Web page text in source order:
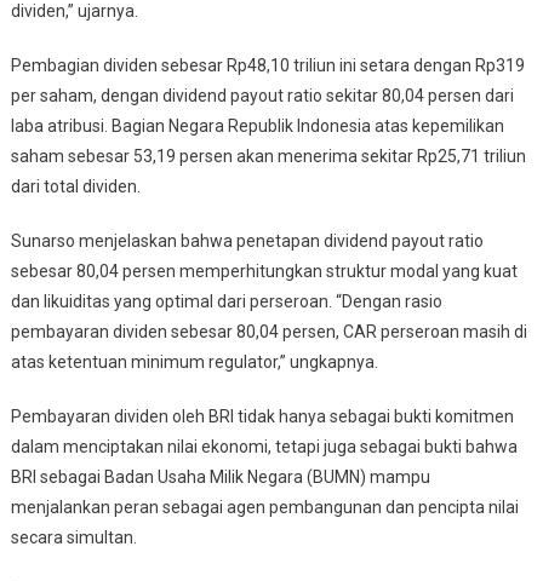
dividen,” ujarnya.
Pembagian dividen sebesar Rp48,10 triliun ini setara dengan Rp319
per saham, dengan dividend payout ratio sekitar 80,04 persen dari
laba atribusi. Bagian Negara Republik Indonesia atas kepemilikan
saham sebesar 53,19 persen akan menerima sekitar Rp25,71 triliun
dari total dividen.
Sunarso menjelaskan bahwa penetapan dividend payout ratio
sebesar 80,04 persen memperhitungkan struktur modal yang kuat
dan likuiditas yang optimal dari perseroan. “Dengan rasio
pembayaran dividen sebesar 80,04 persen, CAR perseroan masih di
atas ketentuan minimum regulator,” ungkapnya.
Pembayaran dividen oleh BRI tidak hanya sebagai bukti komitmen
dalam menciptakan nilai ekonomi, tetapi juga sebagai bukti bahwa
BRI sebagai Badan Usaha Milik Negara (BUMN) mampu
menjalankan peran sebagai agen pembangunan dan pencipta nilai
secara simultan.